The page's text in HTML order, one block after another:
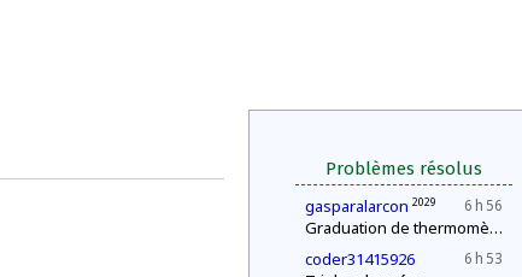
Problèmes résolus
6 h 56
gasparalarcon 2029
Graduation de thermomètres
6 h 53
coder31415926